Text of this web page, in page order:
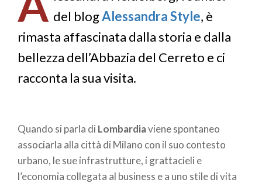
del blogAlessandra Style, è
rimasta affascinata dalla storia e dalla
bellezza dell’Abbazia del Cerreto e ci
racconta la sua visita.
Quando si parla di Lombardiaviene spontaneo
associarla alla città di Milano con il suo contesto
urbano, le sue infrastrutture, i grattacieli e
l’economia collegata al business e a uno stile di vita